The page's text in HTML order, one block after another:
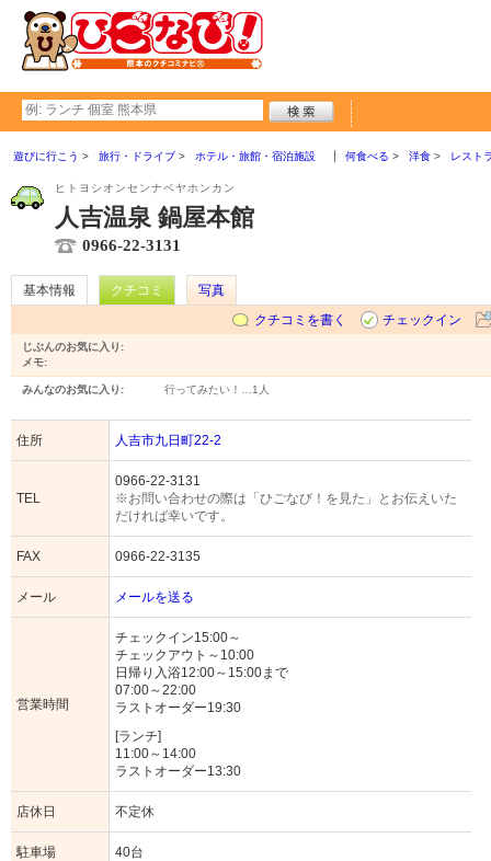
遊びに行こう 旅行・ドライブ ホテル・旅館・宿泊施設 何食べる 洋食 レスト
ヒトヨシオンセンナベヤホンカン
人吉温泉 鍋屋本館
0966-22-3131
基本情報 クチコミ
写真
クチコミを書く
チェックイン
じぶんのお気に入り:
メモ:
みんなのお気に入り: 行ってみたい！… 1人
住所 人吉市九日町22-2
TEL
0966-22-3131
※お問い合わせの際は「ひごなび！を見た」とお伝えいた
だければ幸いです。
FAX 0966-22-3135
メール メールを送る
営業時間
チェックイン15:00～
チェックアウト～10:00
日帰り入浴12:00～15:00まで
07:00～22:00
ラストオーダー19:30
[ランチ]
11:00～14:00
ラストオーダー13:30
店休日 不定休
駐車場 40台